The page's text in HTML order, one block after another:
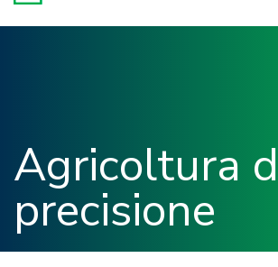
Agricoltura
precisione